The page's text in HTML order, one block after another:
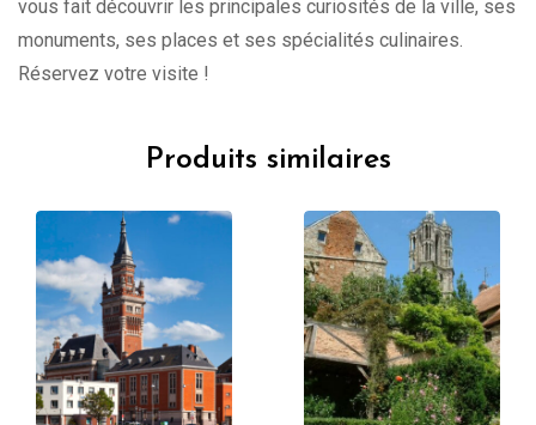
vous fait découvrir les principales curiosités de la ville, ses
monuments, ses places et ses spécialités culinaires.
Réservez votre visite !
Produits similaires